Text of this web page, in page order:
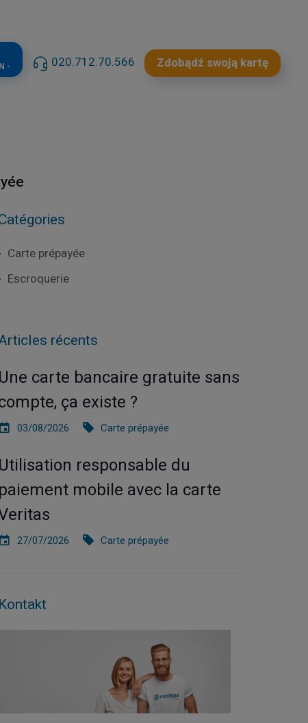
- 020.712.70.566 Zdobądź swoją kartę
Carte prépayée
Escroquerie
récents
Une carte bancaire gratuite sans
ça existe ?
03/08/2026 Carte prépayée
Utilisation responsable du
paiement mobile avec la carte
27/07/2026 Carte prépayée
Kontakt